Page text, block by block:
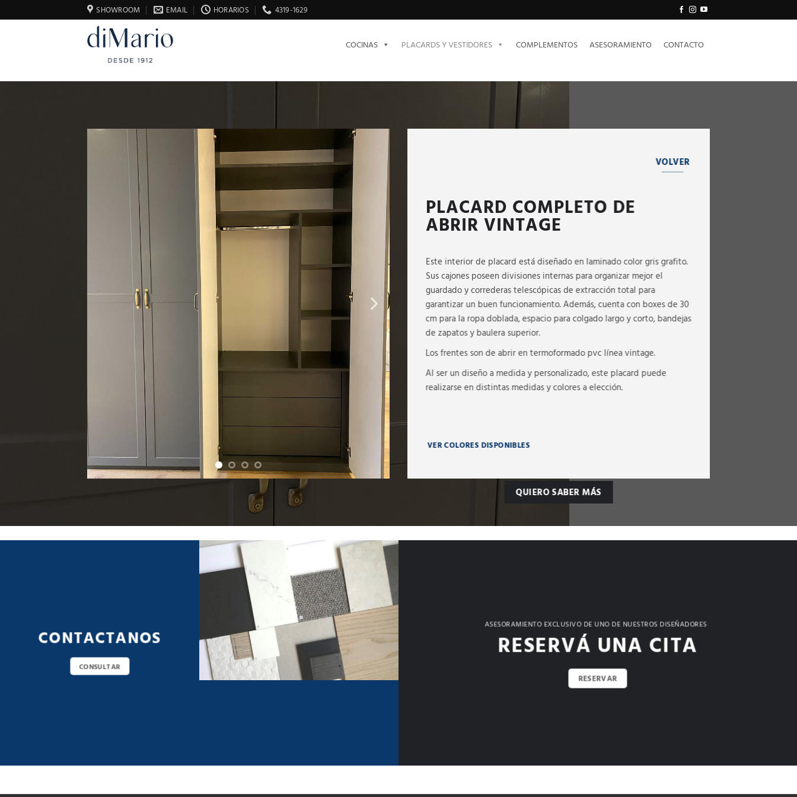
al
SHOWROOM EMAIL HORARIOS 4319-1629
COCINAS PLACARDS Y VESTIDORES COMPLEMENTOS ASESORAMIENTO CONTACTO
VOLVER
PLACARD COMPLETO DE
ABRIR VINTAGE
Este interior de placard está diseñado en laminado color gris grafito.
Sus cajones poseen divisiones internas para organizar mejor el
guardado y correderas telescópicas de extracción total para
garantizar un buen funcionamiento. Además, cuenta con boxes de 30
cm para la ropa doblada, espacio para colgado largo y corto, bandejas
de zapatos y baulera superior.
Los frentes son de abrir en termoformado pvc línea vintage.
Al ser un diseño a medida y personalizado, este placard puede
realizarse en distintas medidas y colores a elección.
VER COLORES DISPONIBLES
QUIERO SABER MÁS
CONTACTANOS
CONSULTAR
ASESORAMIENTO EXCLUSIVO DE UNO DE NUESTROS DISEÑADORES
RESERVÁ UNA CITA
RESERVAR